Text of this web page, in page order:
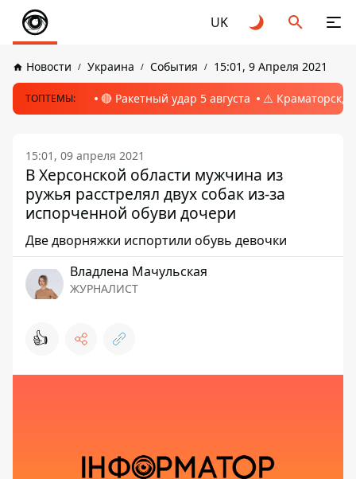
UK
Новости Украина События 15:01, 9 Апреля 2021
ТОПТЕМЫ: 🔴 Ракетный удар 5 августа ⚠️ Краматорск,
15:01, 09 апреля 2021
В Херсонской области мужчина из
ружья расстрелял двух собак из-за
испорченной обуви дочери
Две дворняжки испортили обувь девочки
Владлена Мачульская
ЖУРНАЛИСТ
👍